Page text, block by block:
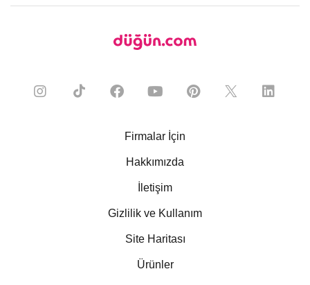
Firmalar İçin
Hakkımızda
İletişim
Gizlilik ve Kullanım
Site Haritası
Ürünler